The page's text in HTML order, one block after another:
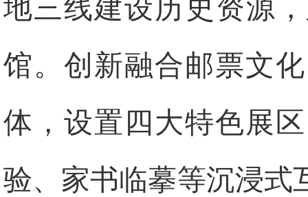
地三线建设历史资源
馆。创新融合邮票文
体，设置四大特色展
验、家书临摹等沉浸式